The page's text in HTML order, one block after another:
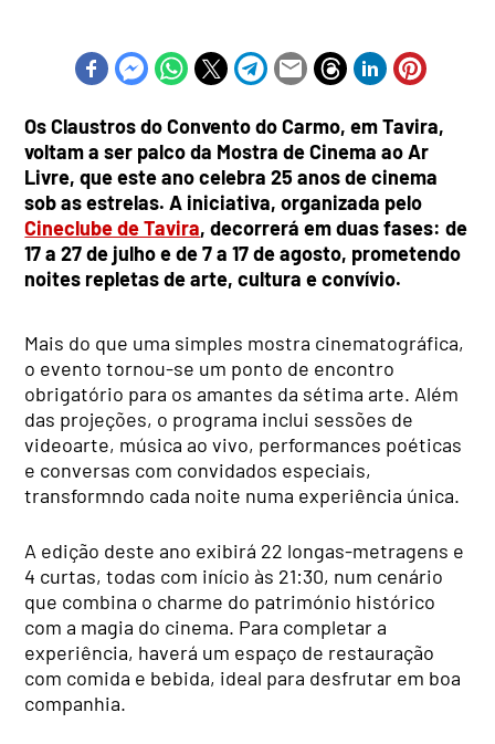
Os Claustros do Convento do Carmo, em Tavira,
voltam a ser palco da Mostra de Cinema ao Ar
Livre, que este ano celebra 25 anos de cinema
sob as estrelas. A iniciativa, organizada pelo
Cineclube de Tavira, decorrerá em duas fases: de
17 a 27 de julho e de 7 a 17 de agosto, prometendo
noites repletas de arte, cultura e convívio.
Mais do que uma simples mostra cinematográfica,
o evento tornou-se um ponto de encontro
obrigatório para os amantes da sétima arte. Além
das projeções, o programa inclui sessões de
videoarte, música ao vivo, performances poéticas
e conversas com convidados especiais,
transformndo cada noite numa experiência única.
A edição deste ano exibirá 22 longas-metragens e
4 curtas, todas com início às 21:30, num cenário
que combina o charme do património histórico
com a magia do cinema. Para completar a
experiência, haverá um espaço de restauração
com comida e bebida, ideal para desfrutar em boa
companhia.